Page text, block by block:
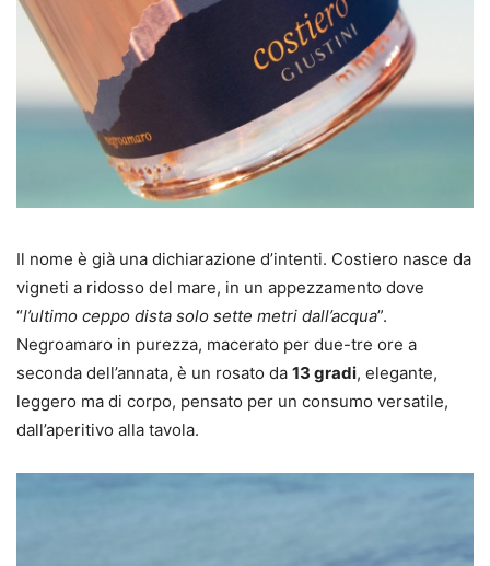
Il nome è già una dichiarazione d’intenti. Costiero nasce da
vigneti a ridosso del mare, in un appezzamento dove
“l’ultimo ceppo dista solo sette metri dall’acqua”.
Negroamaro in purezza, macerato per due-tre ore a
seconda dell’annata, è un rosato da 13 gradi, elegante,
leggero ma di corpo, pensato per un consumo versatile,
dall’aperitivo alla tavola.